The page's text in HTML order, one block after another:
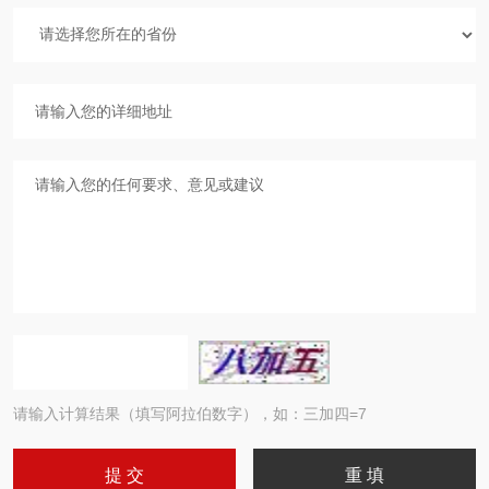
请输入计算结果（填写阿拉伯数字），如：三加四=7